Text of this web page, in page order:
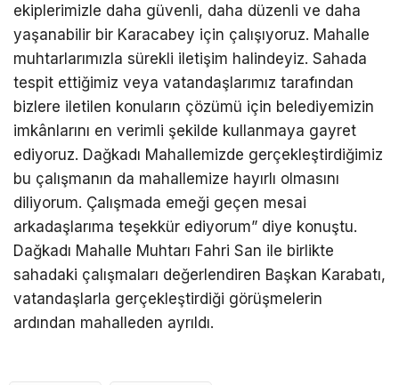
ekiplerimizle daha güvenli, daha düzenli ve daha
yaşanabilir bir Karacabey için çalışıyoruz. Mahalle
muhtarlarımızla sürekli iletişim halindeyiz. Sahada
tespit ettiğimiz veya vatandaşlarımız tarafından
bizlere iletilen konuların çözümü için belediyemizin
imkânlarını en verimli şekilde kullanmaya gayret
ediyoruz. Dağkadı Mahallemizde gerçekleştirdiğimiz
bu çalışmanın da mahallemize hayırlı olmasını
diliyorum. Çalışmada emeği geçen mesai
arkadaşlarıma teşekkür ediyorum” diye konuştu.
Dağkadı Mahalle Muhtarı Fahri San ile birlikte
sahadaki çalışmaları değerlendiren Başkan Karabatı,
vatandaşlarla gerçekleştirdiği görüşmelerin
ardından mahalleden ayrıldı.